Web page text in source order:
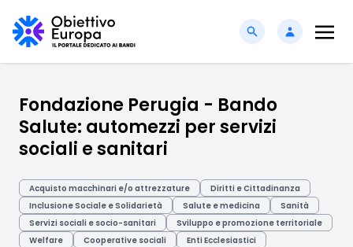
Fondazione Perugia - Bando
Salute: automezzi per servizi
sociali e sanitari
Acquisto macchinari e/o attrezzature
Diritti e Cittadinanza
Inclusione Sociale e Solidarietà
Salute e medicina
Sanità
Servizi sociali e socio-sanitari
Sviluppo e promozione territoriale
Welfare
Cooperative sociali
Enti Ecclesiastici